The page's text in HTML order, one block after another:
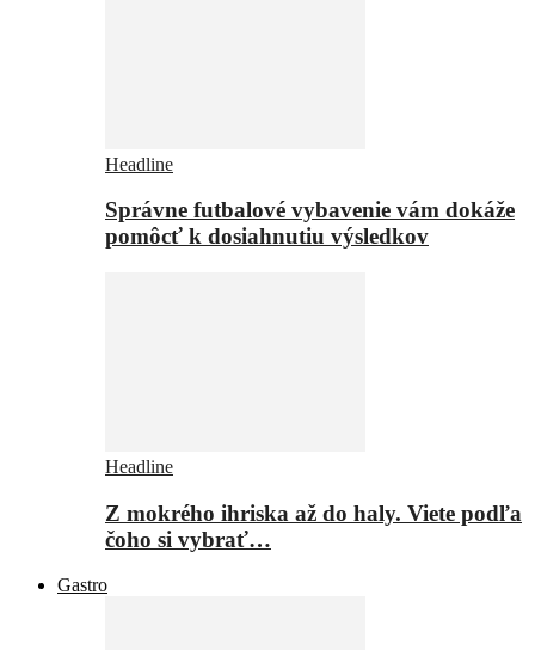
Headline
Správne futbalové vybavenie vám dokáže
pomôcť k dosiahnutiu výsledkov
Headline
Z mokrého ihriska až do haly. Viete podľa
čoho si vybrať…
Gastro